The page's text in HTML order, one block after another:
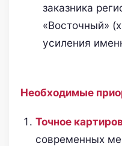
заказника
«Восточный»
усиления
Необходимые
Точное
современных